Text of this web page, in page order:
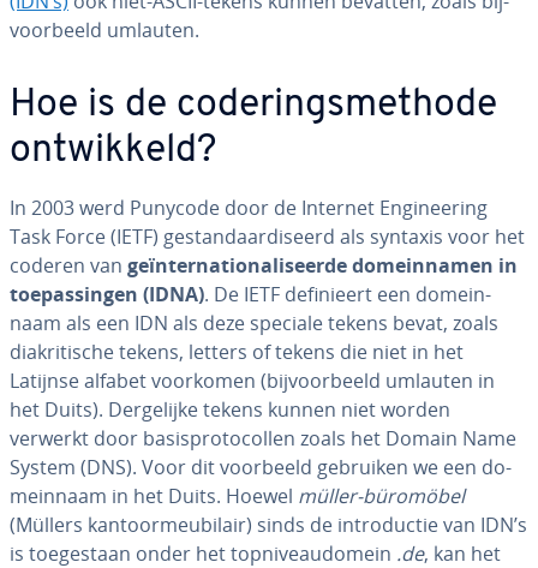
voor­beeld umlauten.
Hoe is de co­de­rings­me­tho­de
ont­wik­keld?
In 2003 werd Punycode door de Internet En­gi­nee­ring
Task Force (IETF) ge­stan­daar­di­seerd als syntaxis voor het
coderen van ge­ïn­ter­na­ti­o­na­li­seer­de do­mein­na­men in
toe­pas­sin­gen (IDNA). De IETF de­fi­ni­eert een do­mein­
naam als een IDN als deze speciale tekens bevat, zoals
dia­kri­ti­sche tekens, letters of tekens die niet in het
Latijnse alfabet voorkomen (bij­voor­beeld umlauten in
het Duits). Der­ge­lij­ke tekens kunnen niet worden
verwerkt door ba­sis­pro­to­col­len zoals het Domain Name
System (DNS). Voor dit voorbeeld gebruiken we een do­
mein­naam in het Duits. Hoewel müller-büromöbel
(Müllers kan­toor­meu­bi­lair) sinds de in­tro­duc­tie van IDN’s
is toe­ge­staan onder het top­ni­veau­do­mein .de, kan het